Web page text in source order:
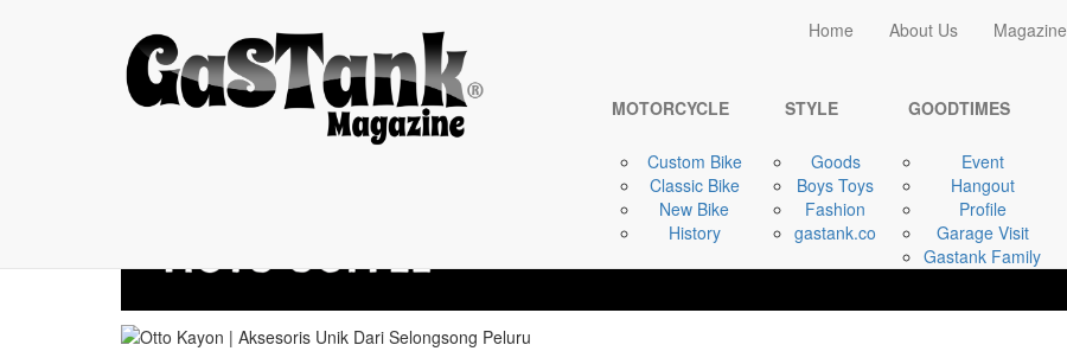
Home About Us Magazine
MOTORCYCLE
Custom Bike
Classic Bike
New Bike
History
STYLE
Goods
Boys Toys
Fashion
gastank.co
GOODTIMES
Event
Hangout
Profile
Garage Visit
Gastank Family
Otto Kayon | ...
Home
STYLE